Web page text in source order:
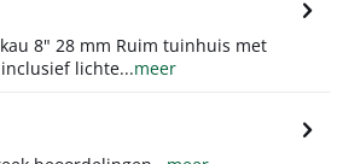
8" 28 mm Ruim tuinhuis met
lichte...meer